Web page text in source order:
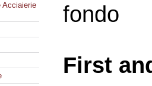
Acciaierie
fondo
First